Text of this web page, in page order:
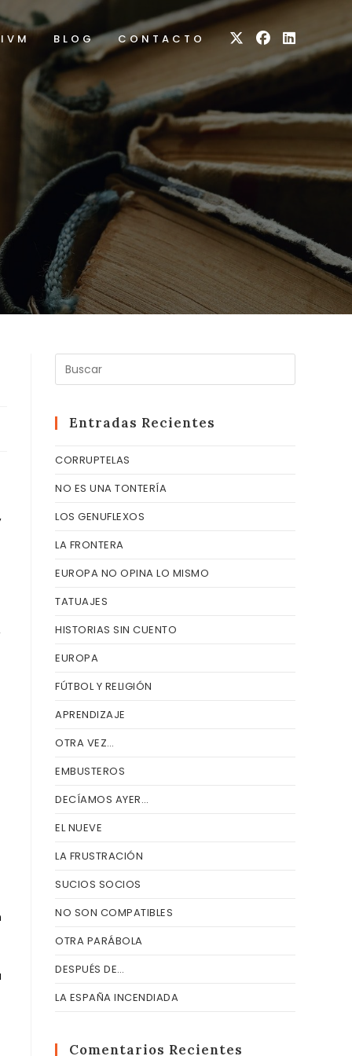
BLOG CONTACTO
Escape
Entradas Recientes
CORRUPTELAS
NO ES UNA TONTERÍA
LOS GENUFLEXOS
LA FRONTERA
EUROPA NO OPINA LO MISMO
TATUAJES
HISTORIAS SIN CUENTO
EUROPA
FÚTBOL Y RELIGIÓN
APRENDIZAJE
OTRA VEZ…
EMBUSTEROS
DECÍAMOS AYER…
EL NUEVE
LA FRUSTRACIÓN
SUCIOS SOCIOS
NO SON COMPATIBLES
OTRA PARÁBOLA
DESPUÉS DE…
LA ESPAÑA INCENDIADA
Comentarios Recientes